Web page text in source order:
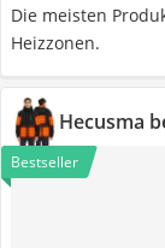
Die meisten
Heizzonen.
Hecusma
Bestseller